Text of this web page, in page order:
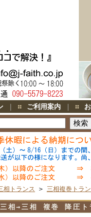
｜ ご利用案内 ｜
相トランス > 三相複巻トラ
三相→三相 複巻 降圧